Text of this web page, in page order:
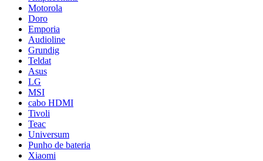
Motorola
Doro
Emporia
Audioline
Grundig
Teldat
Asus
LG
MSI
cabo HDMI
Tivoli
Teac
Universum
Punho de bateria
Xiaomi